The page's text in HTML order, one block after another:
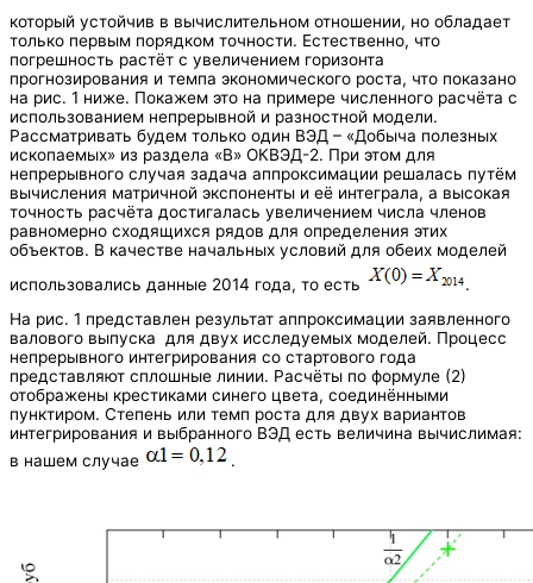
который устойчив в вычислительном отношении, но обладает
только первым порядком точности. Естественно, что
погрешность растёт с увеличением горизонта
прогнозирования и темпа экономического роста, что показано
на рис. 1 ниже. Покажем это на примере численного расчёта с
использованием непрерывной и разностной модели.
Рассматривать будем только один ВЭД – «Добыча полезных
ископаемых» из раздела «В» ОКВЭД-2. При этом для
непрерывного случая задача аппроксимации решалась путём
вычисления матричной экспоненты и её интеграла, а высокая
точность расчёта достигалась увеличением числа членов
равномерно сходящихся рядов для определения этих
объектов. В качестве начальных условий для обеих моделей
использовались данные 2014 года, то есть
.
На рис. 1 представлен результат аппроксимации заявленного
валового выпуска для двух исследуемых моделей. Процесс
непрерывного интегрирования со стартового года
представляют сплошные линии. Расчёты по формуле (2)
отображены крестиками синего цвета, соединёнными
пунктиром. Степень или темп роста для двух вариантов
интегрирования и выбранного ВЭД есть величина вычислимая:
в нашем случае
.